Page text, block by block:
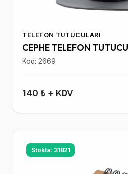
TELEFON TUTUCULARI
CEPHE TELEFON TUTUCU
Kod: 2669
140 ₺ + KDV
Stokta: 31821